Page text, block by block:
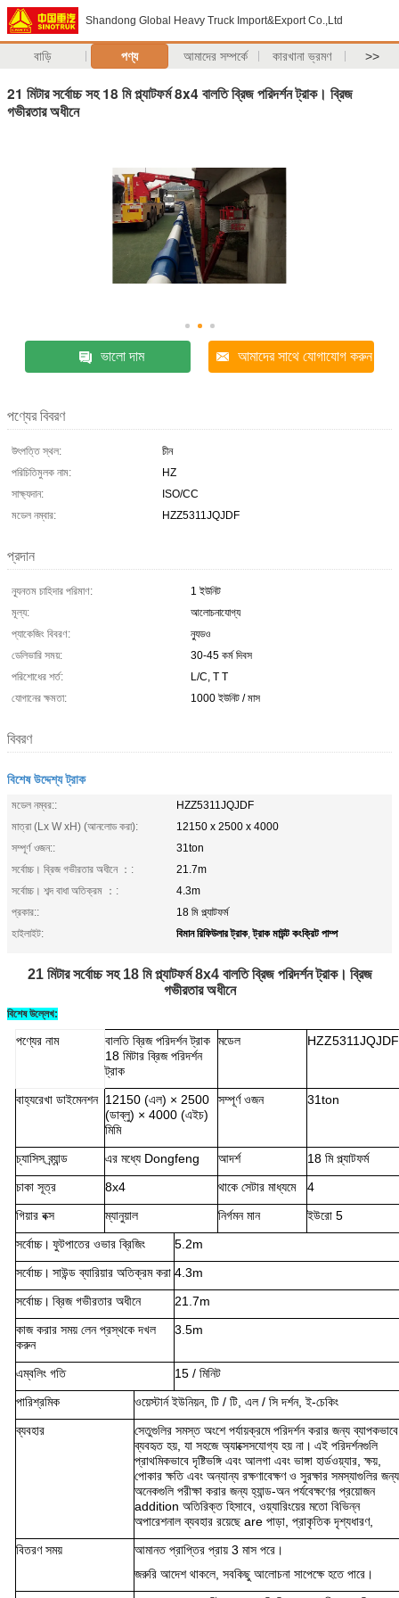
Shandong Global Heavy Truck Import&Export Co.,Ltd
বাড়ি পণ্য আমাদের সম্পর্কে কারখানা ভ্রমণ >>
21 মিটার সর্বোচ্চ সহ 18 মি প্ল্যাটফর্ম 8x4 বালতি ব্রিজ পরিদর্শন ট্রাক। ব্রিজ
গভীরতার অধীনে
ভালো দাম আমাদের সাথে যোগাযোগ করুন
পণ্যের বিবরণ
উৎপত্তি স্থল:
চীন
পরিচিতিমুলক নাম:
HZ
সাক্ষ্যদান:
ISO/CC
মডেল নম্বার:
HZZ5311JQJDF
প্রদান
ন্যূনতম চাহিদার পরিমাণ:
1 ইউনিট
মূল্য:
আলোচনাযোগ্য
প্যাকেজিং বিবরণ:
ন্যুডও
ডেলিভারি সময়:
30-45 কর্ম দিবস
পরিশোধের শর্ত:
L/C, T T
যোগানের ক্ষমতা:
1000 ইউনিট / মাস
বিবরণ
বিশেষ উদ্দেশ্য ট্রাক
মডেল নম্বর::
HZZ5311JQJDF
মাত্রা (Lx W xH) (আনলোড করা):
12150 x 2500 x 4000
সম্পূর্ণ ওজন::
31ton
সর্বোচ্চ। ব্রিজ গভীরতার অধীনে ：:
21.7m
সর্বোচ্চ। শব্দ বাধা অতিক্রম ：:
4.3m
প্রকার::
18 মি প্ল্যাটফর্ম
হাইলাইট:
বিমান রিফিউলার ট্রাক,ট্রাক মাউন্ট কংক্রিট পাম্প
21 মিটার সর্বোচ্চ সহ 18 মি প্ল্যাটফর্ম 8x4 বালতি ব্রিজ পরিদর্শন ট্রাক। ব্রিজ
গভীরতার অধীনে
বিশেষ উল্লেখ:
পণ্যের নাম
বালতি ব্রিজ পরিদর্শন ট্রাক
18 মিটার ব্রিজ পরিদর্শন
ট্রাক
মডেল HZZ5311JQJDF
বাহ্যরেখা ডাইমেনশন 12150 (এল) × 2500
(ডাব্লু) × 4000 (এইচ)
মিমি
সম্পূর্ণ ওজন 31ton
চ্যাসিস ব্র্যান্ড এর মধ্যে Dongfeng আদর্শ
18 মি প্ল্যাটফর্ম
চাকা সূত্র
8x4 থাকে সেটার মাধ্যমে
4
গিয়ার বক্স
ম্যানুয়াল নির্গমন মান
ইউরো 5
সর্বোচ্চ। ফুটপাতের ওভার ব্রিজিং
5.2m
সর্বোচ্চ। সাউন্ড ব্যারিয়ার অতিক্রম করা 4.3m
সর্বোচ্চ। ব্রিজ গভীরতার অধীনে
21.7m
কাজ করার সময় লেন প্রস্থকে দখল
করুন
3.5m
এম্বলিং গতি
15 / মিনিট
পারিশ্রমিক
ওয়েস্টার্ন ইউনিয়ন, টি / টি, এল / সি দর্শন, ই-চেকিং
ব্যবহার
সেতুগুলির সমস্ত অংশে পর্যায়ক্রমে পরিদর্শন করার জন্য ব্যাপকভাবে
ব্যবহৃত হয়, যা সহজে অ্যাক্সেসযোগ্য হয় না। এই পরিদর্শনগুলি
প্রাথমিকভাবে দৃষ্টিভঙ্গি এবং আলগা এবং ভাঙ্গা হার্ডওয়্যার, ক্ষয়,
পোকার ক্ষতি এবং অন্যান্য রক্ষণাবেক্ষণ ও সুরক্ষার সমস্যাগুলির জন্য
অনেকগুলি পরীক্ষা করার জন্য হ্যান্ড-অন পর্যবেক্ষণের প্রয়োজন
addition অতিরিক্ত হিসাবে, ওয়্যারিংয়ের মতো বিভিন্ন
অপারেশনাল ব্যবহার রয়েছে are পাড়া, প্রাকৃতিক দৃশ্যধারণ,
বিতরণ সময়
আমানত প্রাপ্তির প্রায় 3 মাস পরে।
জরুরি আদেশ থাকলে, সবকিছু আলোচনা সাপেক্ষে হতে পারে।